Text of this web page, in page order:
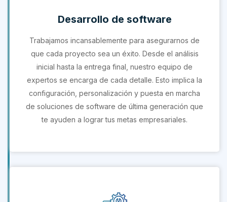
Desarrollo de software
Trabajamos incansablemente para asegurarnos de
que cada proyecto sea un éxito. Desde el análisis
inicial hasta la entrega final, nuestro equipo de
expertos se encarga de cada detalle. Esto implica la
configuración, personalización y puesta en marcha
de soluciones de software de última generación que
te ayuden a lograr tus metas empresariales.